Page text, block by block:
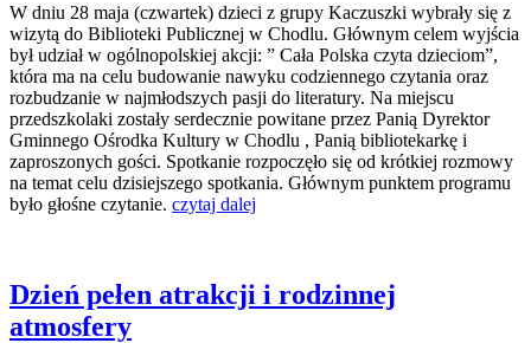
W dniu 28 maja (czwartek) dzieci z grupy Kaczuszki wybrały się z
wizytą do Biblioteki Publicznej w Chodlu. Głównym celem wyjścia
był udział w ogólnopolskiej akcji: ” Cała Polska czyta dzieciom”,
która ma na celu budowanie nawyku codziennego czytania oraz
rozbudzanie w najmłodszych pasji do literatury. Na miejscu
przedszkolaki zostały serdecznie powitane przez Panią Dyrektor
Gminnego Ośrodka Kultury w Chodlu , Panią bibliotekarkę i
zaproszonych gości. Spotkanie rozpoczęło się od krótkiej rozmowy
na temat celu dzisiejszego spotkania. Głównym punktem programu
było głośne czytanie. czytaj dalej
Dzień pełen atrakcji i rodzinnej
atmosfery